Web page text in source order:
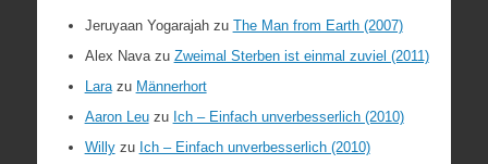
Jeruyaan Yogarajahzu The Man from Earth (2007)
Alex Navazu Zweimal Sterben ist einmal zuviel (2011)
Larazu Männerhort
Aaron Leuzu Ich – Einfach unverbesserlich (2010)
Willyzu Ich – Einfach unverbesserlich (2010)